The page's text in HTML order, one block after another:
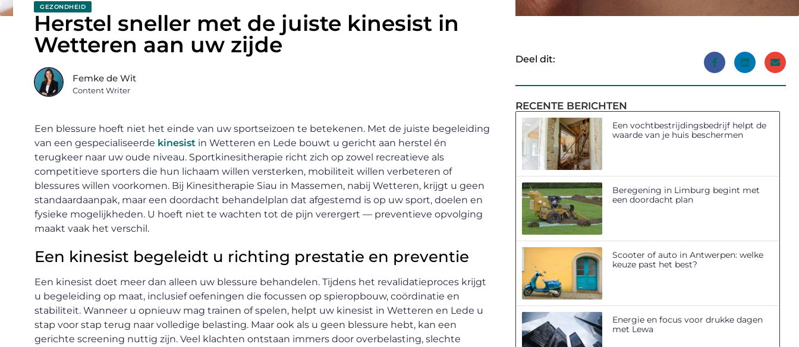
GEZONDHEID
Herstel sneller met de juiste kinesist in
Wetteren aan uw zijde
Femke de Wit
Content Writer
Een blessure hoeft niet het einde van uw sportseizoen te betekenen. Met de juiste begeleiding
van een gespecialiseerde kinesist in Wetteren en Lede bouwt u gericht aan herstel én
terugkeer naar uw oude niveau. Sportkinesitherapie richt zich op zowel recreatieve als
competitieve sporters die hun lichaam willen versterken, mobiliteit willen verbeteren of
blessures willen voorkomen. Bij Kinesitherapie Siau in Massemen, nabij Wetteren, krijgt u geen
standaardaanpak, maar een doordacht behandelplan dat afgestemd is op uw sport, doelen en
fysieke mogelijkheden. U hoeft niet te wachten tot de pijn verergert — preventieve opvolging
maakt vaak het verschil.
Een kinesist begeleidt u richting prestatie en preventie
Een kinesist doet meer dan alleen uw blessure behandelen. Tijdens het revalidatieproces krijgt
u begeleiding op maat, inclusief oefeningen die focussen op spieropbouw, coördinatie en
stabiliteit. Wanneer u opnieuw mag trainen of spelen, helpt uw kinesist in Wetteren en Lede u
stap voor stap terug naar volledige belasting. Maar ook als u geen blessure hebt, kan een
gerichte screening nuttig zijn. Veel klachten ontstaan immers door overbelasting, slechte
Deel dit:
RECENTE BERICHTEN
Een vochtbestrijdingsbedrijf helpt de
waarde van je huis beschermen
Beregening in Limburg begint met
een doordacht plan
Scooter of auto in Antwerpen: welke
keuze past het best?
Energie en focus voor drukke dagen
met Lewa